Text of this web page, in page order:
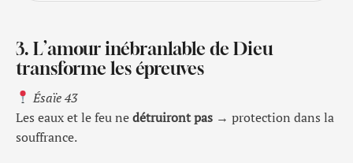
3. L’amour inébranlable de Dieu
transforme les épreuves
Ésaïe 43
Les eaux et le feu nedétruiront pas → protection dans la
souffrance.